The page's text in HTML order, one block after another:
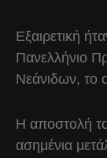
Εξαιρετική
Πανελλήνιο
Νεάνιδων, το
Η αποστολή
ασημένια